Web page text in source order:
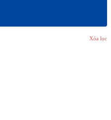
Xóa lọc